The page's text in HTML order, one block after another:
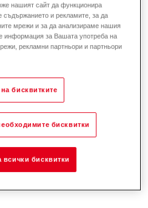
от които1000м²е
и волейболна зала,
с 530 седящи
В нея
концерти,
събрания и
нашият сайт да функционира
съдържанието и рекламите, за да
мрежи и за да анализираме нашия
информация за Вашата употреба на
рекламни партньори и партньори
бисквитките
бисквитки
бисквитки